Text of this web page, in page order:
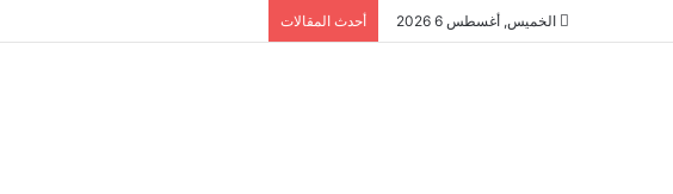
الخميس, أغسطس 6 2026 أحدث المقالات